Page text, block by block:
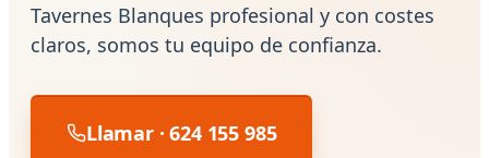
Tavernes Blanques profesional y con costes
claros, somos tu equipo de confianza.
Llamar · 624 155 985